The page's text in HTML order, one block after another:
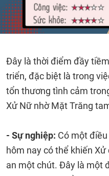
Đây là thời điểm đầy
triển, đặc biệt là trong
tổn thương tình cảm
Xử Nữ nhờ Mặt Trăng
- Sự nghiệp: Có một
hôm nay có thể khiến
an một chút. Đây là một